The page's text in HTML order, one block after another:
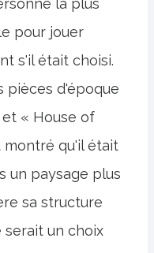
la plus
pour jouer
s'il était choisi.
pièces d'époque
« House of
montré qu'il était
un paysage plus
sa structure
serait un choix